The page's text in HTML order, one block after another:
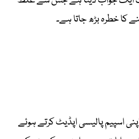
کا خطرہ بڑھ جاتا ہے۔
اسپیم پالیسی اپڈیٹ کرتے ہوئے